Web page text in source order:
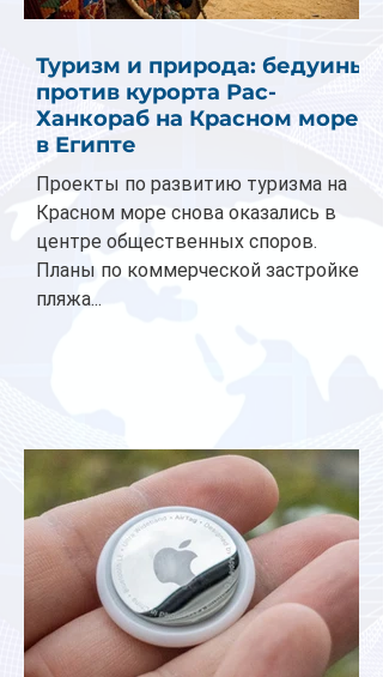
Туризм и природа: бедуины
против курорта Рас-
Ханкораб на Красном море
в Египте
Проекты по развитию туризма на
Красном море снова оказались в
центре общественных споров.
Планы по коммерческой застройке
пляжа...